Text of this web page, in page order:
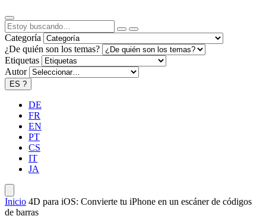
Categoría
¿De quién son los temas?
Etiquetas
Autor
ES ?
DE
FR
EN
PT
CS
IT
JA
Inicio 4D para iOS: Convierte tu iPhone en un escáner de códigos
de barras